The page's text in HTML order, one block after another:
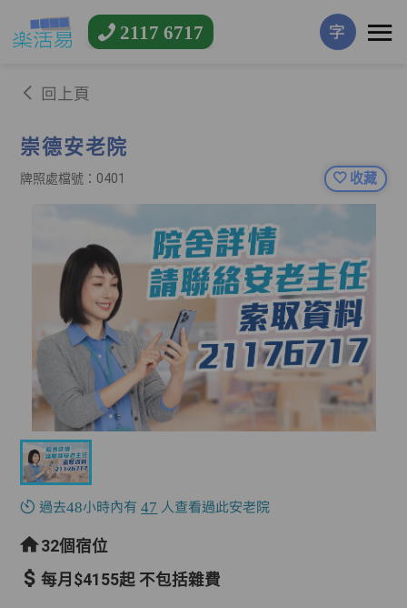
2117 6717 字
回上頁
崇德安老院
牌照處檔號：0401 收藏
過去48小時內有47 人查看過此安老院
32個宿位
每月$4155起 不包括雜費